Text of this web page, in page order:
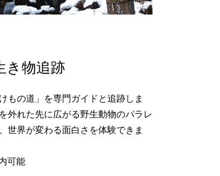
き物追跡
もの道」を専門ガイドと追跡しま
外れた先に広がる野生動物のパラレ
世界が変わる面白さを体験できま
可能